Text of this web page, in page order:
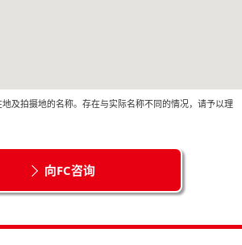
及拍摄地的名称。存在与实际名称不同的情况，请予以理
向FC咨询